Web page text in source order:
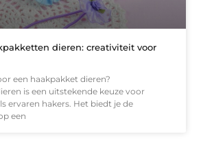
dieren: creativiteit voor
een haakpakket dieren?
is een uitstekende keuze voor
ervaren hakers. Het biedt je de
een